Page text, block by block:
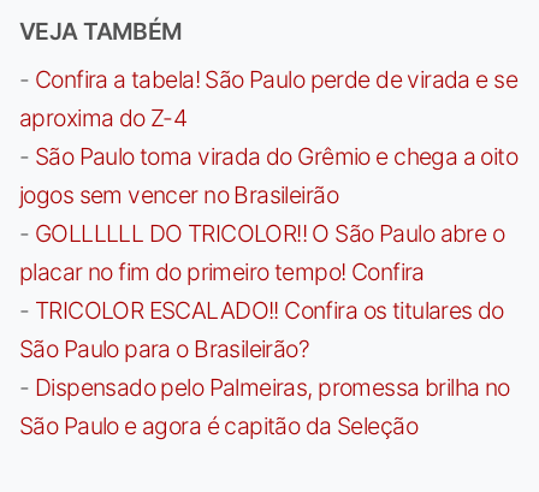
VEJA TAMBÉM
- Confira a tabela! São Paulo perde de virada e se
aproxima do Z-4
- São Paulo toma virada do Grêmio e chega a oito
jogos sem vencer no Brasileirão
- GOLLLLLL DO TRICOLOR!! O São Paulo abre o
placar no fim do primeiro tempo! Confira
- TRICOLOR ESCALADO!! Confira os titulares do
São Paulo para o Brasileirão?
- Dispensado pelo Palmeiras, promessa brilha no
São Paulo e agora é capitão da Seleção